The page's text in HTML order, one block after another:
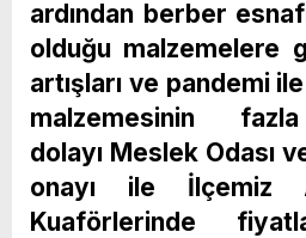
ardından berber
olduğu malzemelere
artışları ve pandemi
malzemesinin fazla
dolayı Meslek Odası
onayı ile İlçemiz
Kuaförlerinde